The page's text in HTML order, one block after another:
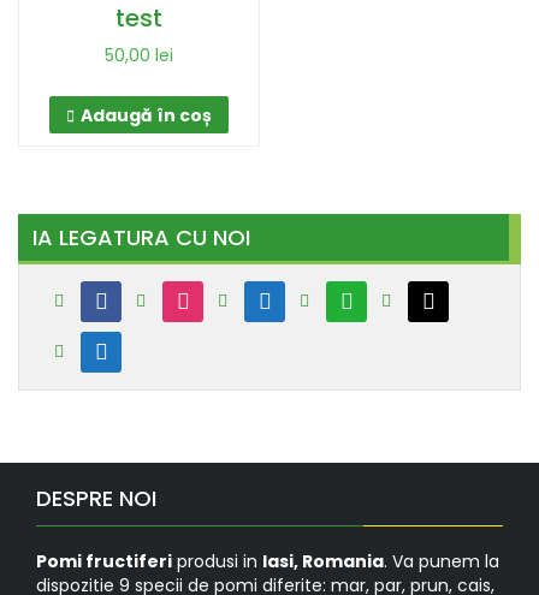
test
50,00 lei
Adaugă în coș
IA LEGATURA CU NOI
facebook instagram messenger whatsapp mail
mobile
DESPRE NOI
Pomi fructiferi produsi in Iasi, Romania. Va punem la
dispozitie 9 specii de pomi diferite: mar, par, prun, cais,